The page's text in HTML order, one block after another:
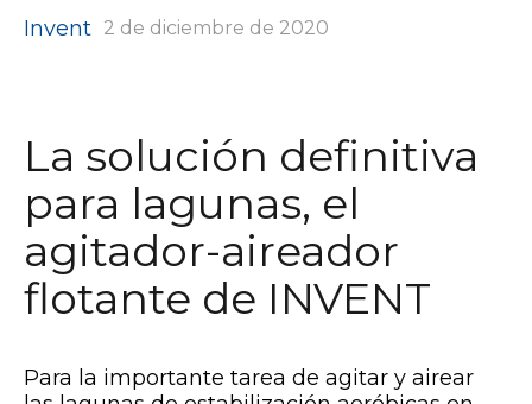
Categorías
Invent 2 de diciembre de 2020
La solución definitiva
para lagunas, el
agitador-aireador
flotante de INVENT
Para la importante tarea de agitar y airear